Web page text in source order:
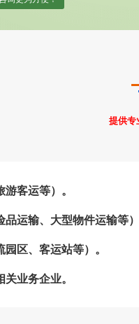
ISO22000
提供专
客运等）。
运输、大型物件运输等
区、客运站等）。
业务企业。